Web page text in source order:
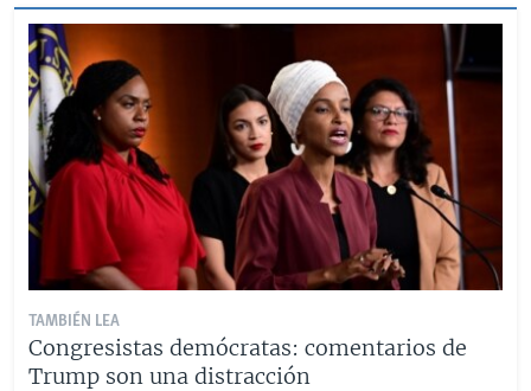
TAMBIÉN LEA
Congresistas demócratas: comentarios de
Trump son una distracción